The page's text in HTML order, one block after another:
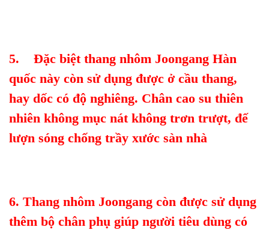
5. Đặc biệt thang nhôm Joongang Hàn
quốc này còn sử dụng được ở cầu thang,
hay dốc có độ nghiêng. Chân cao su thiên
nhiên không mục nát không trơn trượt, đế
lượn sóng chống trầy xước sàn nhà
6. Thang nhôm Joongang còn được sử dụng
thêm bộ chân phụ giúp người tiêu dùng có